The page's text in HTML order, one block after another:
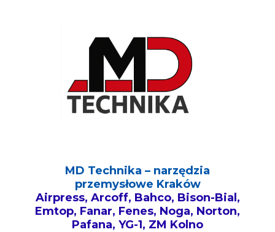
MD Technika – narzędzia
przemysłowe Kraków
Airpress, Arcoff, Bahco, Bison-Bial,
Emtop, Fanar, Fenes, Noga, Norton,
Pafana, YG-1, ZM Kolno